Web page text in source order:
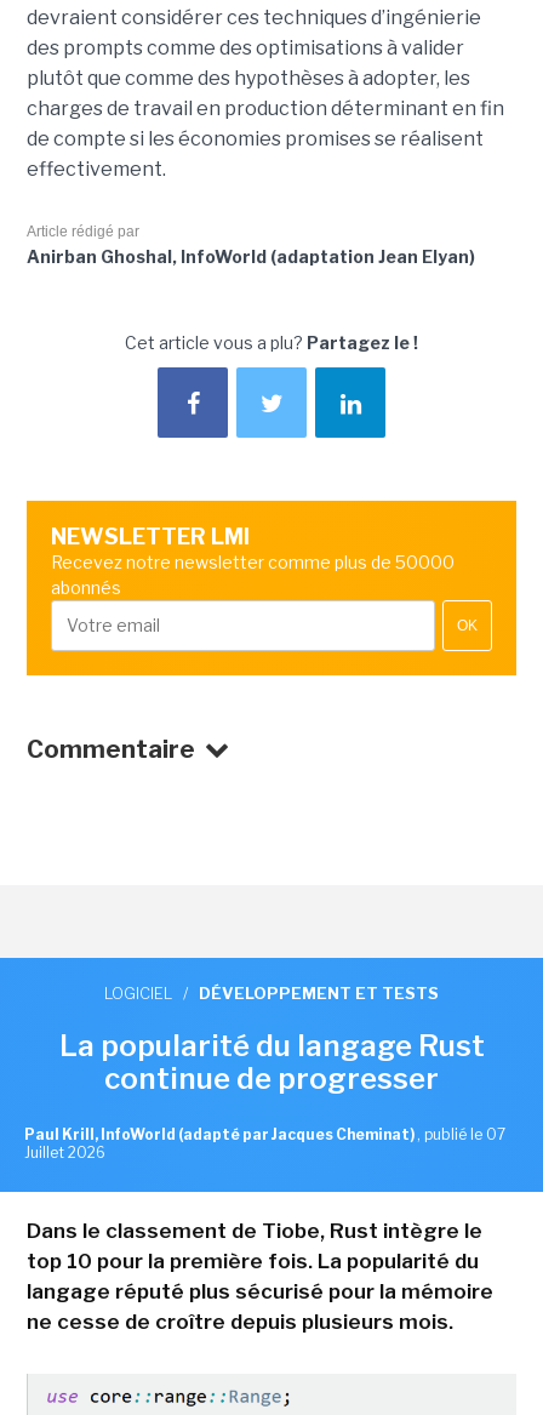
devraient considérer ces techniques d’ingénierie
des prompts comme des optimisations à valider
plutôt que comme des hypothèses à adopter, les
charges de travail en production déterminant en fin
de compte si les économies promises se réalisent
effectivement.
Article rédigé par
Anirban Ghoshal, InfoWorld (adaptation Jean Elyan)
Cet article vous a plu? Partagez le !
NEWSLETTER LMI
Recevez notre newsletter comme plus de 50000
abonnés
OK
Commentaire
LOGICIEL / DÉVELOPPEMENT ET TESTS
La popularité du langage Rust
continue de progresser
Paul Krill, InfoWorld (adapté par Jacques Cheminat) , publié le 07
Juillet 2026
Dans le classement de Tiobe, Rust intègre le
top 10 pour la première fois. La popularité du
langage réputé plus sécurisé pour la mémoire
ne cesse de croître depuis plusieurs mois.